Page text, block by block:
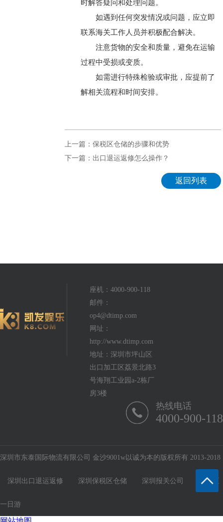
时解答疑问和处理问题。
如遇到任何突发情况或问题，应立即
联系海关工作人员并积极配合解决。
注意货物的安全和质量，避免在运输
过程中受损或变质。
如需进行特殊检验或审批，应提前了
解相关流程和时间安排。
上一篇：保税区仓储的步骤和优势
下一篇：出口退运返修怎么操作？
返回列表
座机：4000-900-118
邮件：
op4@dtimp.com
网址：
http://www.dtimp.com
地址：深圳市坪山区
出口加工区荔景北路3
号海翔工业园a-2栋厂
房3楼
热线电话
4000-900-118
深圳市东泰国际物流有限公司 金沙9001w以诚为本的版权所有 2013-2018
深圳出口退运返修 深圳保税区仓储 深圳报关公司 保税区
一日游